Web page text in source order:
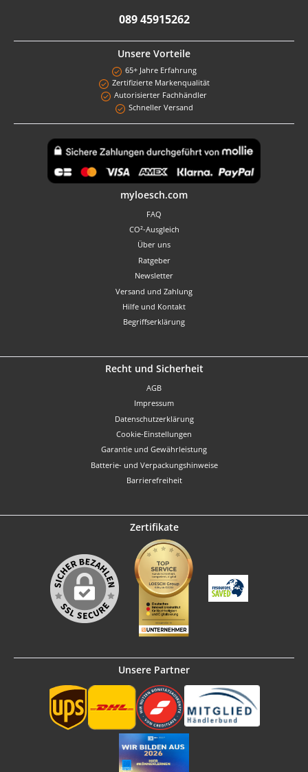
089 45915262
Unsere Vorteile
65+ Jahre Erfahrung
Zertifizierte Markenqualität
Autorisierter Fachhändler
Schneller Versand
myloesch.com
FAQ
CO²-Ausgleich
Über uns
Ratgeber
Newsletter
Versand und Zahlung
Hilfe und Kontakt
Begriffserklärung
Recht und Sicherheit
AGB
Impressum
Datenschutzerklärung
Cookie-Einstellungen
Garantie und Gewährleistung
Batterie- und Verpackungshinweise
Barrierefreiheit
Zertifikate
Unsere Partner